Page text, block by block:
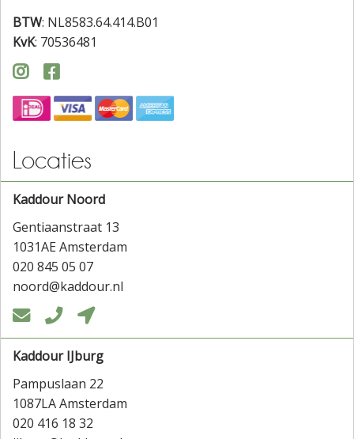
BTW: NL8583.64.414.B01
KvK: 70536481
 
Locaties
Kaddour Noord
Gentiaanstraat 13
1031AE Amsterdam
020 845 05 07
noord@kaddour.nl
  
Kaddour IJburg
Pampuslaan 22
1087LA Amsterdam
020 416 18 32